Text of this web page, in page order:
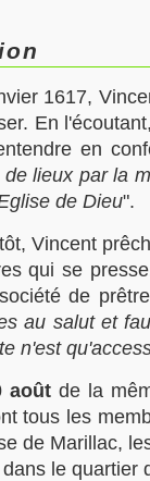
1617,
En
en
lieux par la
de Dieu".
Vincent
qui se
de
au salut et
n'est
aoûtde la
tous les
de Marillac,
le quartier